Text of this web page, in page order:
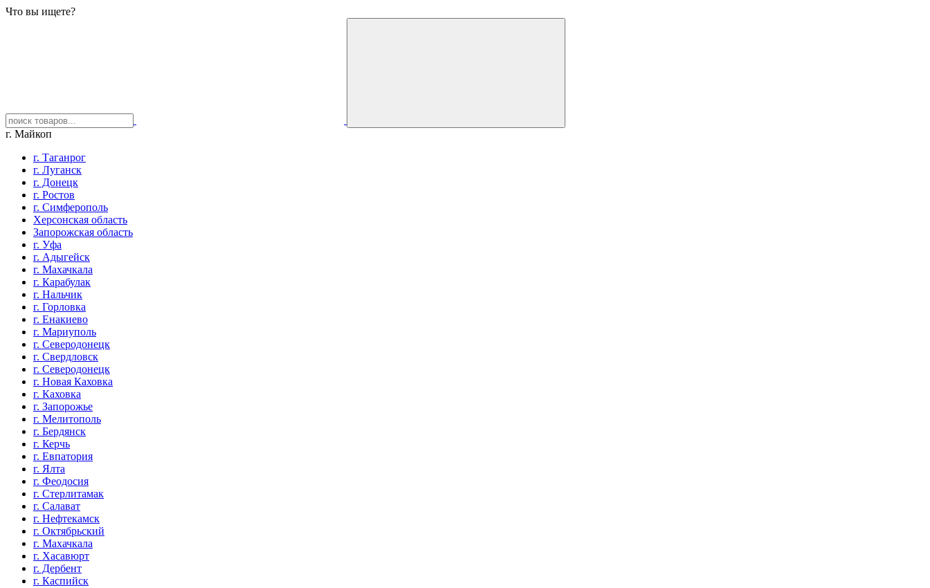
Что вы ищете?
г. Майкоп
г. Таганрог
г. Луганск
г. Донецк
г. Ростов
г. Симферополь
Херсонская область
Запорожская область
г. Уфа
г. Адыгейск
г. Махачкала
г. Карабулак
г. Нальчик
г. Горловка
г. Енакиево
г. Мариуполь
г. Северодонецк
г. Свердловск
г. Северодонецк
г. Новая Каховка
г. Каховка
г. Запорожье
г. Мелитополь
г. Бердянск
г. Керчь
г. Евпатория
г. Ялта
г. Феодосия
г. Стерлитамак
г. Салават
г. Нефтекамск
г. Октябрьский
г. Махачкала
г. Хасавюрт
г. Дербент
г. Каспийск